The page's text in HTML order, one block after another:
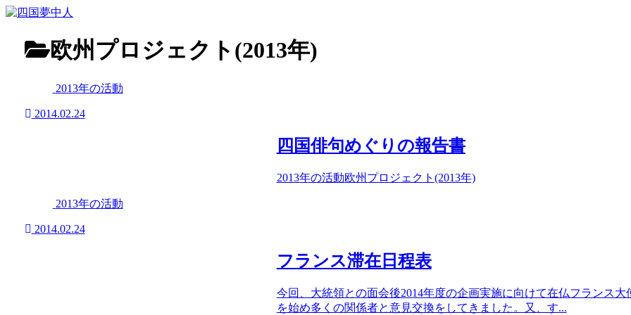
欧州プロジェクト(2013年)
2013年の活動
2014.02.24
四国俳句めぐりの報告書
2013年の活動欧州プロジェクト(2013年)
2013年の活動
2014.02.24
フランス滞在日程表
今回、大統領との面会後2014年度の企画実施に向けて在仏フランス大
を始め多くの関係者と意見交換をしてきました。又、す...